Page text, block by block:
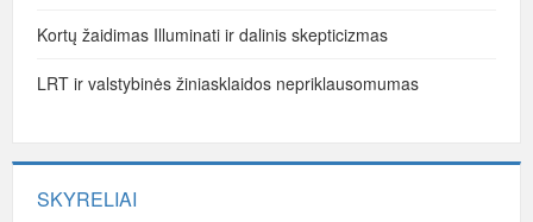
Kortų žaidimas Illuminati ir dalinis skepticizmas
LRT ir valstybinės žiniasklaidos nepriklausomumas
SKYRELIAI